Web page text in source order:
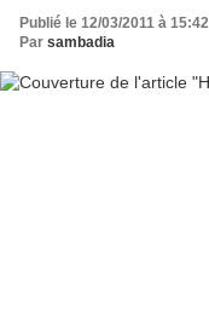
Publié le 12/03/2011 à 15:42
Par sambadia